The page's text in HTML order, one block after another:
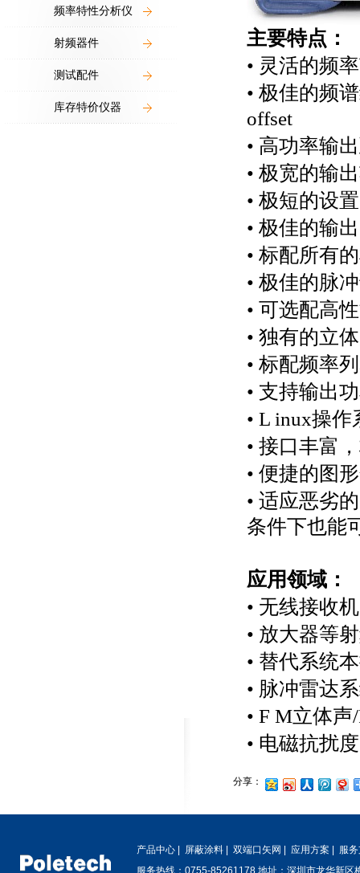
频率特性分析仪
射频器件
测试配件
库存特价仪器
主要特点：
• 灵活的频
• 极佳的频
offset
• 高功率输
• 极宽的输
• 极短的设
• 极佳的输
• 标配所有
• 极佳的脉
• 可选配高
• 独有的立
• 标配频率
• 支持输出
• L inux操作
• 接口丰富
• 便捷的图
• 适应恶劣
条件下也能
应用领域：
• 无线接收
• 放大器等
• 替代系统
• 脉冲雷达
• F M立体声
• 电磁抗扰
分享：
产品中心 屏蔽涂料 双端口矢网 应用方案
服